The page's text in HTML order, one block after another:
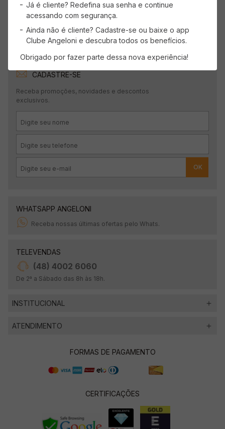
CADASTRE-SE
Receba promoções, novidades e descontos
exclusivos.
OK
WHATSAPP ANGELONI
Receba nossas últimas ofertas pelo Whats.
TELEVENDAS
(48) 4002 6060
De 2ª a Sábado das 8h às 18h.
INSTITUCIONAL
ATENDIMENTO
FORMAS DE PAGAMENTO
CERTIFICAÇÕES
Já é cliente? Redefina sua senha e continue
acessando com segurança.
Ainda não é cliente? Cadastre-se ou baixe o app
Clube Angeloni e descubra todos os benefícios.
Obrigado por fazer parte dessa nova experiência!